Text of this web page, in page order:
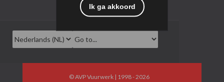
© AVP Vuurwerk | 1998 - 2026
Ik ga akkoord